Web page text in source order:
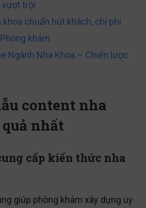
vượt trội
khoa chuẩn hút khách, chi phí
khám
Ngành Nha Khoa – Chiến lược
content nha
nhất
cấp kiến thức nha
giúp phòng khám xây dựng uy